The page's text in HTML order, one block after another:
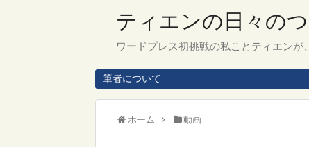
ティエンの日々の
ワードプレス初挑戦の私ことティエンが
筆者について
ホーム 動画